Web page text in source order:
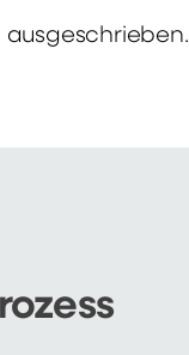
ausgeschrieben.